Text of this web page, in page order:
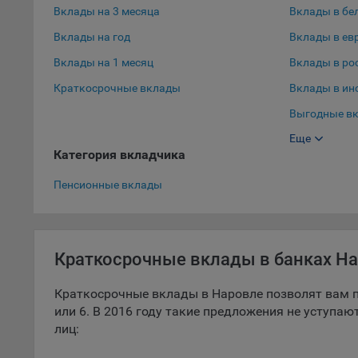
При
Вклады на 3 месяца
Вклады на год
Вклады на 1 месяц
Краткосрочные вклады
Вклады в
Вклады в
Вклады в
Вклады в
Выгодные
Выгодные
Еще
Категория вкладчика
Пенсионные вклады
Краткосрочные вклады в банках
Краткосрочные вклады в Наровле позволят вам
или 6. В 2016 году такие предложения не
лиц: